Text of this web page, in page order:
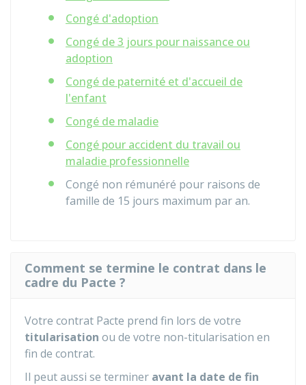
Congé d'adoption
Congé de 3 jours pour naissance ou
adoption
Congé de paternité et d'accueil de
l'enfant
Congé de maladie
Congé pour accident du travail ou
maladie professionnelle
Congé non rémunéré pour raisons de
famille de 15 jours maximum par an.
Comment se termine le contrat dans le
cadre du Pacte ?
Votre contrat Pacte prend fin lors de votre
titularisation ou de votre non-titularisation en
fin de contrat.
Il peut aussi se terminer avant la date de fin